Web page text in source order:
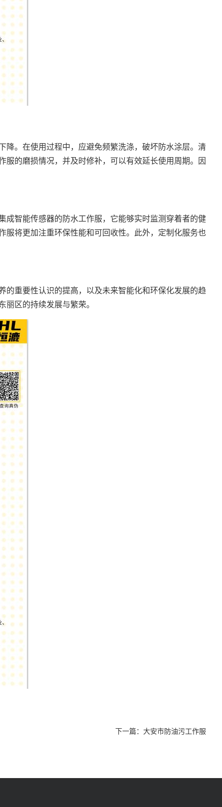
。在使用过程中，应避免频繁洗涤，破坏防水涂层。清
的磨损情况，并及时修补，可以有效延长使用周期。因
智能传感器的防水工作服，它能够实时监测穿着者的健
将更加注重环保性能和可回收性。此外，定制化服务也
重要性认识的提高，以及未来智能化和环保化发展的趋
区的持续发展与繁荣。
下一篇： 大安市防油污工作服